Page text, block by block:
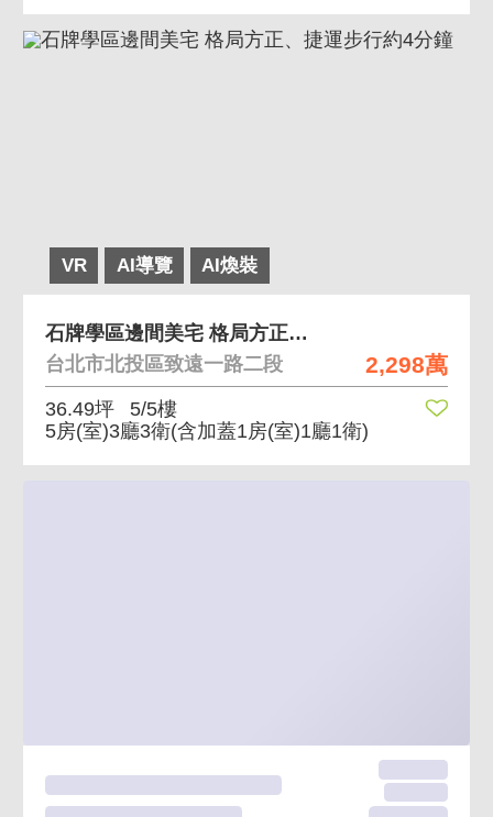
VR AI導覽 AI煥裝
2,298萬
石牌學區邊間美宅 格局方正、捷運步行約4分鐘
台北市北投區致遠一路二段
36.49坪
5/5樓
5房(室)3廳3衛(含加蓋1房(室)1廳1衛)